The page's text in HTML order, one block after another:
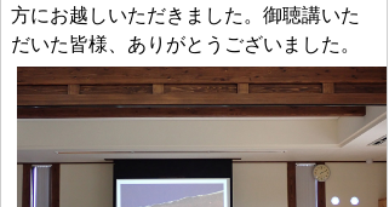
方にお越しいただきました。御聴講いた
だいた皆様、ありがとうございました。